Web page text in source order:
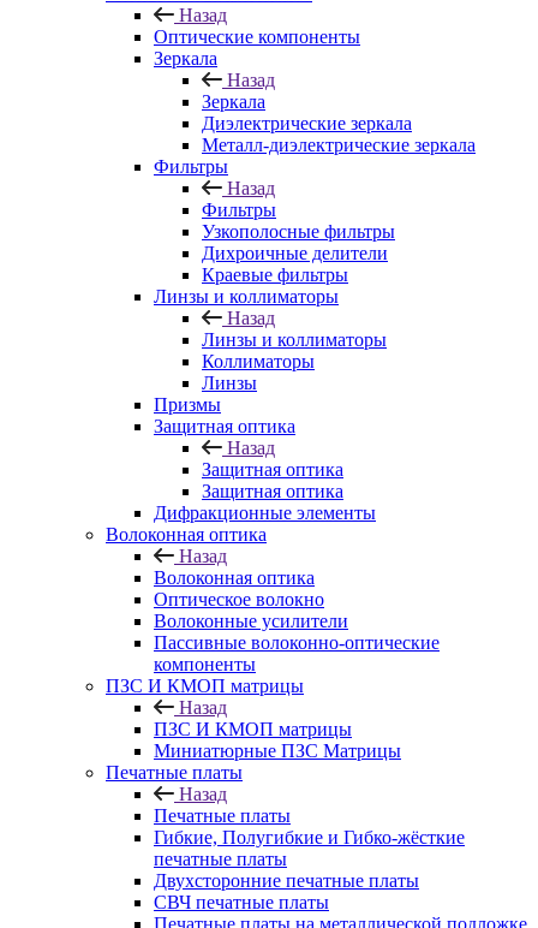
Назад
Оптические компоненты
Зеркала
Назад
Зеркала
Диэлектрические зеркала
Металл-диэлектрические зеркала
Фильтры
Назад
Фильтры
Узкополосные фильтры
Дихроичные делители
Краевые фильтры
Линзы и коллиматоры
Назад
Линзы и коллиматоры
Коллиматоры
Линзы
Призмы
Защитная оптика
Назад
Защитная оптика
Защитная оптика
Дифракционные элементы
Волоконная оптика
Назад
Волоконная оптика
Оптическое волокно
Волоконные усилители
Пассивные волоконно-оптические
компоненты
ПЗС И КМОП матрицы
Назад
ПЗС И КМОП матрицы
Миниатюрные ПЗС Матрицы
Печатные платы
Назад
Печатные платы
Гибкие, Полугибкие и Гибко-жёсткие
печатные платы
Двухсторонние печатные платы
СВЧ печатные платы
Печатные платы на металлической подложке